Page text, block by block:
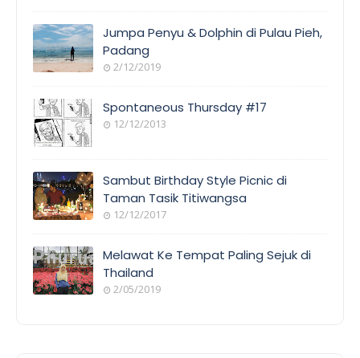
Jumpa Penyu & Dolphin di Pulau Pieh,
Padang
2/12/2019
Spontaneous Thursday #17
12/12/2013
Sambut Birthday Style Picnic di
Taman Tasik Titiwangsa
12/12/2017
Melawat Ke Tempat Paling Sejuk di
Thailand
2/05/2019